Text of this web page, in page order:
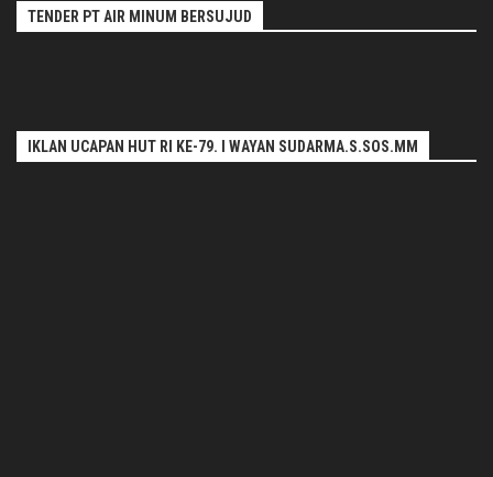
TENDER PT AIR MINUM BERSUJUD
IKLAN UCAPAN HUT RI KE-79. I WAYAN SUDARMA.S.SOS.MM